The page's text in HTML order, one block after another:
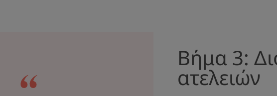
Βήμα 3:
ατελειών